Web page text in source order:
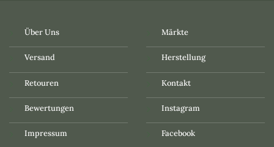
Über Uns
Versand
Retouren
Bewertungen
Impressum
Märkte
Herstellung
Kontakt
Instagram
Facebook